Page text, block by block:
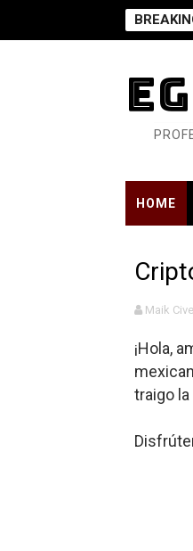
HOME
Maik
¡Hola,
traigo